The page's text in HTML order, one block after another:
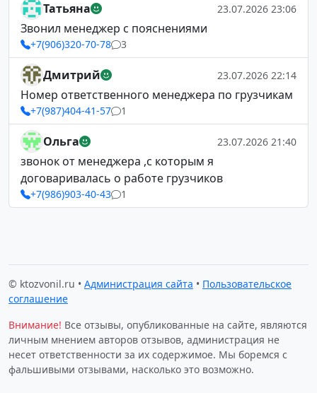
Татьяна 23.07.2026 23:06
Звонил менеджер с пояснениями
+7(906)320-70-78 3
Дмитрий 23.07.2026 22:14
Номер ответственного менеджера по грузчикам
+7(987)404-41-57 1
Ольга 23.07.2026 21:40
звонок от менеджера ,с которым я
договаривалась о работе грузчиков
+7(986)903-40-43 1
© ktozvonil.ru • Администрация сайта • Пользовательское
соглашение
Внимание! Все отзывы, опубликованные на сайте, являются
личным мнением авторов отзывов, администрация не
несет ответственности за их содержимое. Мы боремся с
фальшивыми отзывами, насколько это возможно.